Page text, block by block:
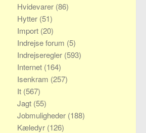
Hvidevarer (86)
Hytter (51)
Import (20)
Indrejse forum (5)
Indrejseregler (593)
Internet (164)
Isenkram (257)
It (567)
Jagt (55)
Jobmuligheder (188)
Kæledyr (126)